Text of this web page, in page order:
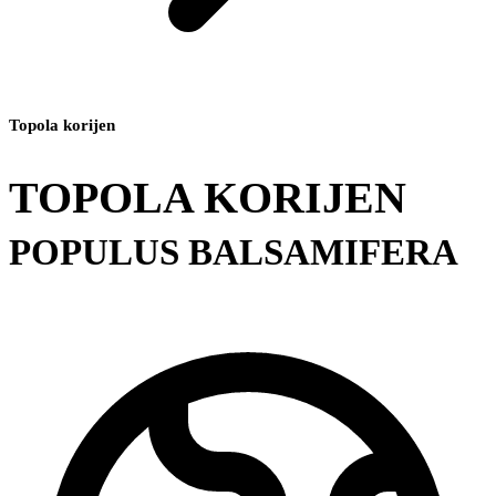
Topola korijen
TOPOLA KORIJEN
POPULUS BALSAMIFERA